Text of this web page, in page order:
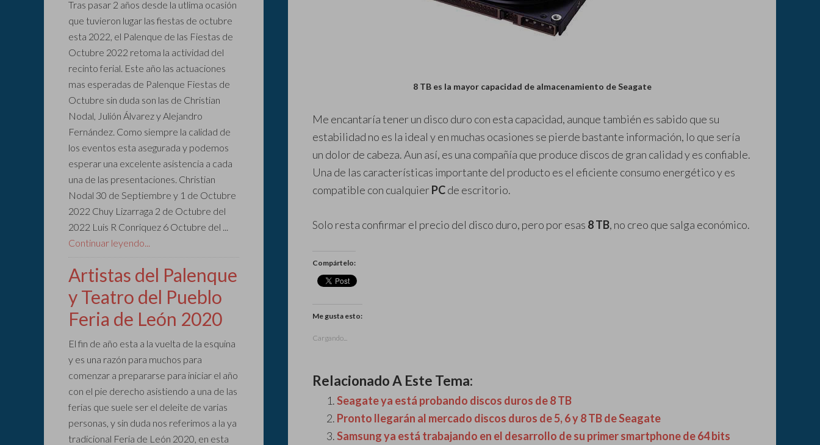
8 TB es la mayor capacidad de almacenamiento de Seagate
Me encantaría tener un disco duro con esta capacidad, aunque también es sabido que su
estabilidad no es la ideal y en muchas ocasiones se pierde bastante información, lo que sería
un dolor de cabeza. Aun así, es una compañía que produce discos de gran calidad y es confiable.
Una de las características importante del producto es el eficiente consumo energético y es
compatible con cualquierPCde escritorio.
Solo resta confirmar el precio del disco duro, pero por esas 8 TB, no creo que salga económico.
Compártelo:
Me gusta esto:
Cargando...
Relacionado A Este Tema:
Seagate ya está probando discos duros de 8 TB
Pronto llegarán al mercado discos duros de 5, 6 y 8 TB de Seagate
Samsung ya está trabajando en el desarrollo de su primer smartphone de 64 bits
Tras pasar 2 años desde la utlima ocasión
que tuvieron lugar las fiestas de octubre
esta 2022, el Palenque de las Fiestas de
Octubre 2022 retoma la actividad del
recinto ferial. Este año las actuaciones
mas esperadas de Palenque Fiestas de
Octubre sin duda son las de Christian
Nodal, Julión Álvarez y Alejandro
Fernández. Como siempre la calidad de
los eventos esta asegurada y podemos
esperar una excelente asistencia a cada
una de las presentaciones. Christian
Nodal 30 de Septiembre y 1 de Octubre
2022 Chuy Lizarraga 2 de Octubre del
2022 Luis R Conriquez 6 Octubre del ...
Continuar leyendo...
Artistas del Palenque
y Teatro del Pueblo
Feria de León 2020
El fin de año esta a la vuelta de la esquina
y es una razón para muchos para
comenzar a prepararse para iniciar el año
con el pie derecho asistiendo a una de las
ferias que suele ser el deleite de varias
personas, y sin duda nos referimos a la ya
tradicional Feria de León 2020, en esta